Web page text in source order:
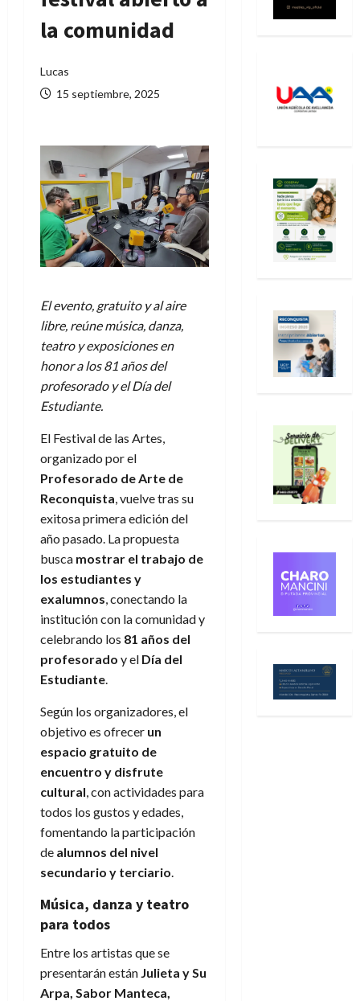
la comunidad
Lucas
15 septiembre, 2025
El evento, gratuito y al aire
libre, reúne música, danza,
teatro y exposiciones en
honor a los 81 años del
profesorado y el Día del
Estudiante.
El Festival de las Artes,
organizado por el
Profesorado de Arte de
Reconquista , vuelve tras su
exitosa primera edición del
año pasado. La propuesta
busca mostrar el trabajo de
los estudiantes y
exalumnos , conectando la
institución con la comunidad y
celebrando los 81 años del
profesorado y el Día del
Estudiante
Según los organizadores, el
objetivo es ofrecer un
espacio gratuito de
encuentro y disfrute
cultural , con actividades para
todos los gustos y edades,
fomentando la participación
de alumnos del nivel
secundario y terciario
Música, danza y teatro
para todos
Entre los artistas que se
presentarán están Julieta y Su
Arpa, Sabor Manteca,